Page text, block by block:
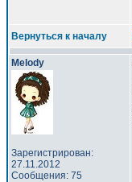
Вернуться к началу
Melody
Зарегистрирован:
27.11.2012
Сообщения: 75